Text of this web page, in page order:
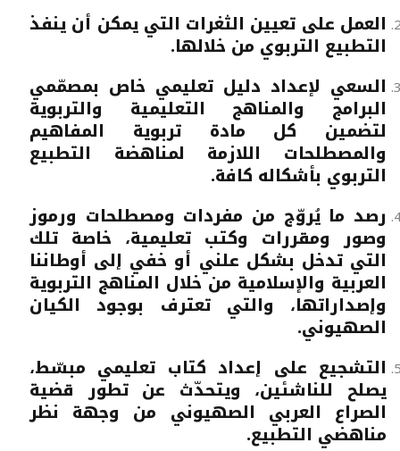
العمل على تعيين الثغرات التي يمكن أن ينفذ
التطبيع التربوي من خلالها.
السعي لإعداد دليل تعليمي خاص بمصمّمي
البرامج والمناهج التعليمية والتربوية
لتضمين كل مادة تربوية المفاهيم
والمصطلحات اللازمة لمناهضة التطبيع
التربوي بأشكاله كافة.
رصد ما يُروّج من مفردات ومصطلحات ورموز
وصور ومقررات وكتب تعليمية، خاصة تلك
التي تدخل بشكل علني أو خفي إلى أوطاننا
العربية والإسلامية من خلال المناهج التربوية
وإصداراتها، والتي تعترف بوجود الكيان
الصهيوني.
التشجيع على إعداد كتاب تعليمي مبسّط،
يصلح للناشئين، ويتحدّث عن تطور قضية
الصراع العربي الصهيوني من وجهة نظر
مناهضي التطبيع.